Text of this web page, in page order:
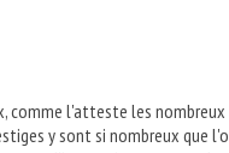
comme l'atteste les nombreux
y sont si nombreux que